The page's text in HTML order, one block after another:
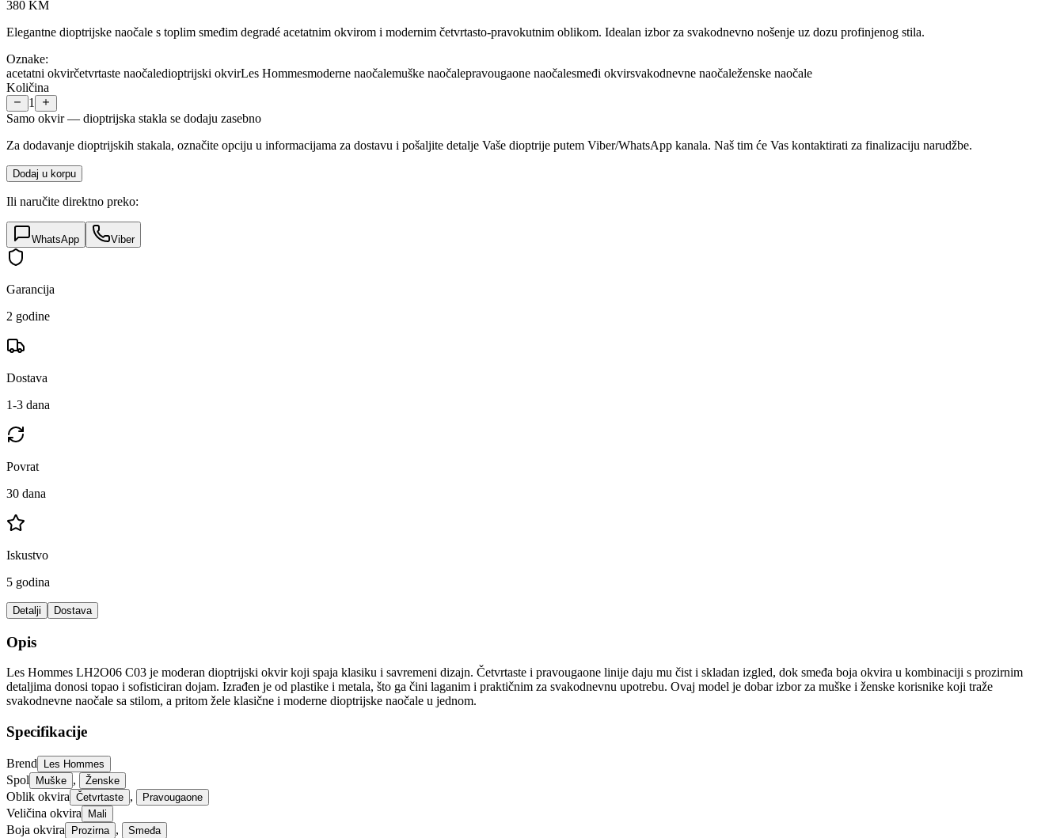
380 KM
Elegantne dioptrijske naočale s toplim smeđim degradé acetatnim okvirom i modernim četvrtasto-pravokutnim oblikom. Idealan izbor za svakodnevno nošenje uz dozu profinjenog stila.
Oznake:
acetatni okvirčetvrtaste naočaledioptrijski okvirLes Hommesmoderne naočalemuške naočalepravougaone naočalesmeđi okvirsvakodnevne naočaleženske naočale
Količina
1
Samo okvir — dioptrijska stakla se dodaju zasebno
Za dodavanje dioptrijskih stakala, označite opciju u informacijama za dostavu i pošaljite detalje Vaše dioptrije putem Viber/WhatsApp kanala. Naš tim će Vas kontaktirati za finalizaciju narudžbe.
Dodaj u korpu
Ili naručite direktno preko:
WhatsApp Viber
Garancija
2 godine
Dostava
1-3 dana
Povrat
30 dana
Iskustvo
5 godina
Detalji Dostava
Opis
Les Hommes LH2O06 C03 je moderan dioptrijski okvir koji spaja klasiku i savremeni dizajn. Četvrtaste i pravougaone linije daju mu čist i skladan izgled, dok smeđa boja okvira u kombinaciji s prozirnim
detaljima donosi topao i sofisticiran dojam. Izrađen je od plastike i metala, što ga čini laganim i praktičnim za svakodnevnu upotrebu. Ovaj model je dobar izbor za muške i ženske korisnike koji traže
svakodnevne naočale sa stilom, a pritom žele klasične i moderne dioptrijske naočale u jednom.
Specifikacije
Brend Les Hommes
Spol Muške , Ženske
Oblik okvira Četvrtaste , Pravougaone
Veličina okvira Mali
Boja okvira Prozirna , Smeđa